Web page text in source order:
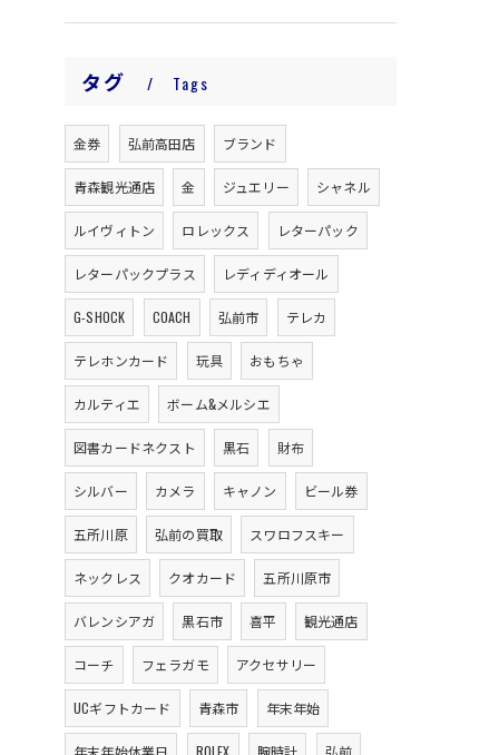
タグ Tags
金券 弘前高田店 ブランド
青森観光通店 金 ジュエリー シャネル
ルイヴィトン ロレックス レターパック
レターパックプラス レディディオール
G-SHOCK COACH 弘前市 テレカ
テレホンカード 玩具 おもちゃ
カルティエ ボーム&メルシエ
図書カードネクスト 黒石 財布
シルバー カメラ キャノン ビール券
五所川原 弘前の買取 スワロフスキー
ネックレス クオカード 五所川原市
バレンシアガ 黒石市 喜平 観光通店
コーチ フェラガモ アクセサリー
UCギフトカード 青森市 年末年始
年末年始休業日 ROLEX 腕時計 弘前